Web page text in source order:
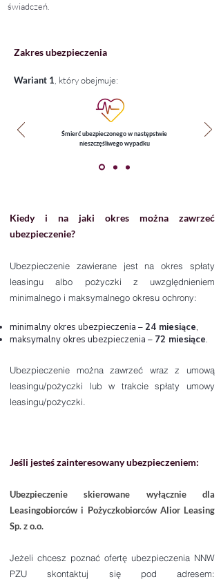
świadczeń.
Zakres ubezpieczenia
Wariant 1 , który obejmuje:​
Śmierć ubezpieczonegow następstwie
nieszczęśliwego wypadku
Kiedy i na jaki okres można zawrzeć
ubezpieczenie?
Ubezpieczenie zawierane jest na okres spłaty
leasingu albo pożyczki z uwzględnieniem
minimalnego i maksymalnego okresu ochrony:
minimalny okres ubezpieczenia –24 miesiące,
maksymalny okres ubezpieczenia – 72 miesiące.
Ubezpieczenie można zawrzeć wraz z umową
leasingu/pożyczki lub w trakcie spłaty umowy
leasingu/pożyczki.
Jeśli jesteś zainteresowany ubezpieczeniem:
Ubezpieczenie skierowane wyłącznie dla
Leasingobiorców i Pożyczkobiorców Alior Leasing
Sp. z o.o.
Jeżeli chcesz poznać ofertę ubezpieczenia NNW
PZU skontaktuj się pod adresem: